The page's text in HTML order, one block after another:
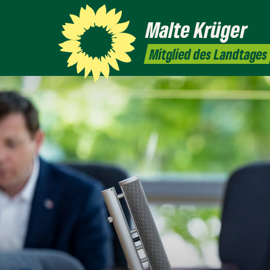
MalteKrüger
Mitglied des Landtages